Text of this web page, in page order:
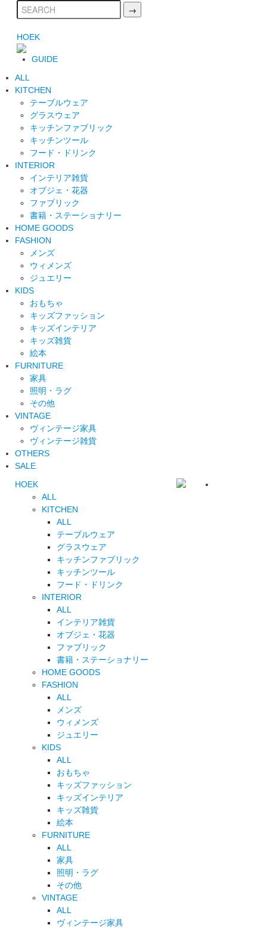
HOEK
GUIDE
ALL
KITCHEN
テーブルウェア
グラスウェア
キッチンファブリック
キッチンツール
フード・ドリンク
INTERIOR
インテリア雑貨
オブジェ・花器
ファブリック
書籍・ステーショナリー
HOME GOODS
FASHION
メンズ
ウィメンズ
ジュエリー
KIDS
おもちゃ
キッズファッション
キッズインテリア
キッズ雑貨
絵本
FURNITURE
家具
照明・ラグ
その他
VINTAGE
ヴィンテージ家具
ヴィンテージ雑貨
OTHERS
SALE
HOEK
ALL
KITCHEN
ALL
テーブルウェア
グラスウェア
キッチンファブリック
キッチンツール
フード・ドリンク
INTERIOR
ALL
インテリア雑貨
オブジェ・花器
ファブリック
書籍・ステーショナリー
HOME GOODS
FASHION
ALL
メンズ
ウィメンズ
ジュエリー
KIDS
ALL
おもちゃ
キッズファッション
キッズインテリア
キッズ雑貨
絵本
FURNITURE
ALL
家具
照明・ラグ
その他
VINTAGE
ALL
ヴィンテージ家具